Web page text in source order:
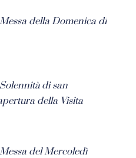
della Domenica di
di san
della Visita
del Mercoledì